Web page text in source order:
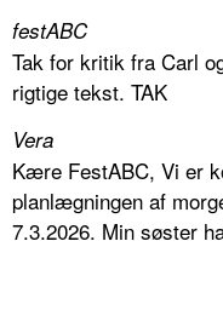
festABC
Tak for kritik fra Carl
rigtige tekst. TAK
Vera
Kære FestABC, Vi er
planlægningen af
7.3.2026. Min søster